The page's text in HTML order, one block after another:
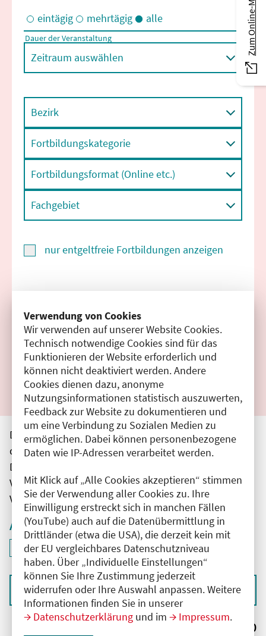
Verwendung von Cookies
Wir verwenden auf unserer Website Cookies.
Technisch notwendige Cookies sind für das
Funktionieren der Website erforderlich und
können nicht deaktiviert werden. Andere
Cookies dienen dazu, anonyme
Nutzungsinformationen statistisch auszuwerten,
Feedback zur Website zu dokumentieren und
um eine Verbindung zu Sozialen Medien zu
ermöglichen. Dabei können personenbezogene
Daten wie IP-Adressen verarbeitet werden.
Mit Klick auf „Alle Cookies akzeptieren“ stimmen
Sie der Verwendung aller Cookies zu. Ihre
Einwilligung erstreckt sich in manchen Fällen
(YouTube) auch auf die Datenübermittlung in
Drittländer (etwa die USA), die derzeit kein mit
der EU vergleichbares Datenschutzniveau
haben. Über „Individuelle Einstellungen“
können Sie Ihre Zustimmung jederzeit
widerrufen oder Ihre Auswahl anpassen. Weitere
Informationen finden Sie in unserer
Datenschutzerklärung und im Impressum.
Eintägige und/oder mehrtägige Veranstaltungen
eintägig mehrtägig alle
Dauer der Veranstaltung
Zeitraum auswählen
Bezirk
Fortbildungskategorie
Fortbildungsformat (Online etc.)
Fachgebiet
nur entgeltfreie Fortbildungen anzeigen
Filter zurücksetzen
Ergebnisse drucken
Die hier aufgeführten Veranstaltungen entsprechen
den unmittelbar vom Veranstalter getätigten Angaben.
Die Ärztekammer Berlin übernimmt keine
Verantwortung für den Inhalt, die Haftung obliegt dem
Veranstalter.
Aktive Filter
Filter
ID: ANT-2506199
deaktivieren und Suchergebnisse neu laden
Sortieren nach
Ergebnisse: 0